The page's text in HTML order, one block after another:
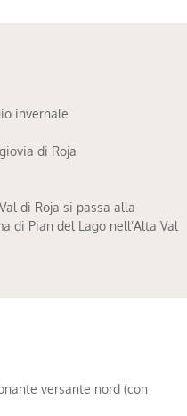
invernale
di Roja
di Roja si passa alla
di Pian del Lago nell’Alta Val
versante nord (con